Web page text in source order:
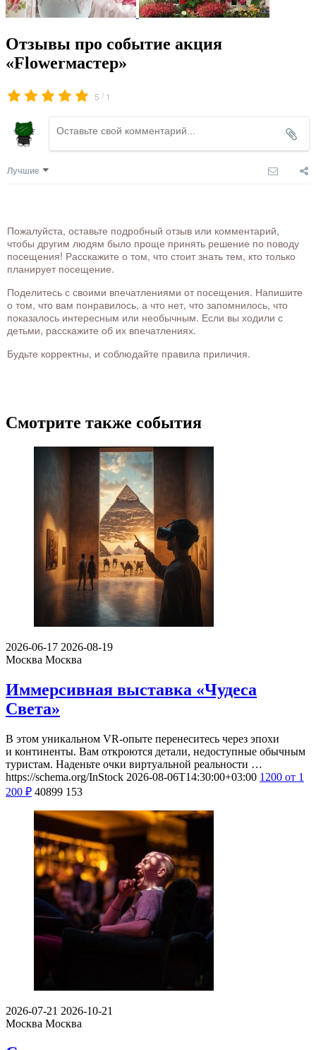
Отзывы про событие акция
«Flowerмастер»
5 / 1
Лучшие
Пожалуйста, оставьте подробный отзыв или комментарий,
чтобы другим людям было проще принять решение по поводу
посещения! Расскажите о том, что стоит знать тем, кто только
планирует посещение.
Поделитесь с своими впечатлениями от посещения. Напишите
о том, что вам понравилось, а что нет, что запомнилось, что
показалось интересным или необычным. Если вы ходили с
детьми, расскажите об их впечатлениях.
Будьте корректны, и соблюдайте правила приличия.
Смотрите также события
2026-06-17 2026-08-19
Москва Москва
Иммерсивная выставка «Чудеса
Света»
В этом уникальном VR-опыте перенеситесь через эпохи
и континенты. Вам откроются детали, недоступные обычным
туристам. Наденьте очки виртуальной реальности …
https://schema.org/InStock 2026-08-06T14:30:00+03:00 1200 от 1
200 ₽ 40899 153
2026-07-21 2026-10-21
Москва Москва